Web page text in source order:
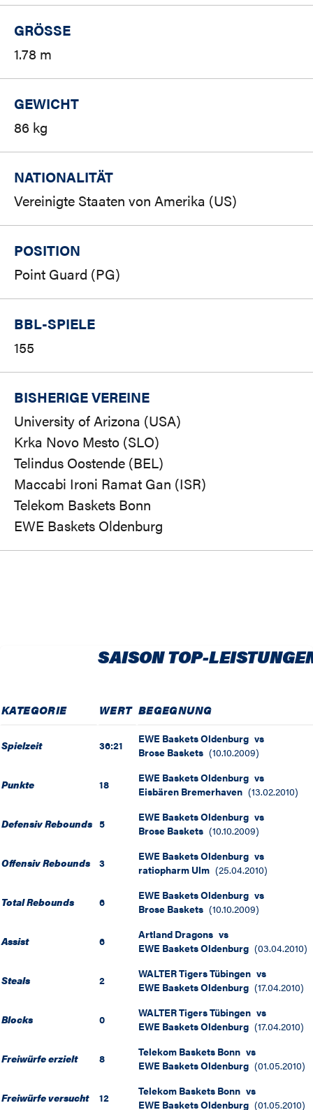
GRÖSSE
1.78 m
GEWICHT
86 kg
NATIONALITÄT
Vereinigte Staaten von Amerika (US)
POSITION
Point Guard (PG)
BBL-SPIELE
155
BISHERIGE VEREINE
University of Arizona (USA)
Krka Novo Mesto (SLO)
Telindus Oostende (BEL)
Maccabi Ironi Ramat Gan (ISR)
Telekom Baskets Bonn
EWE Baskets Oldenburg
SAISON TOP-
KATEGORIE WERT BEGEGNUNG
Spielzeit 36:21 EWE Baskets Oldenburg vs
Brose Baskets (10.10.2009)
Punkte 18 EWE Baskets Oldenburg vs
Eisbären Bremerhaven (13.02.2010)
Defensiv Rebounds 5 EWE Baskets Oldenburg vs
Brose Baskets (10.10.2009)
Offensiv Rebounds 3 EWE Baskets Oldenburg vs
ratiopharm Ulm (25.04.2010)
Total Rebounds 6 EWE Baskets Oldenburg vs
Brose Baskets (10.10.2009)
Assist 6 Artland Dragons vs
EWE Baskets Oldenburg (03.04.2010)
Steals 2 WALTER Tigers Tübingen vs
EWE Baskets Oldenburg (17.04.2010)
Blocks 0 WALTER Tigers Tübingen vs
EWE Baskets Oldenburg (17.04.2010)
Freiwürfe erzielt 8 Telekom Baskets Bonn vs
EWE Baskets Oldenburg (01.05.2010)
Freiwürfe versucht 12 Telekom Baskets Bonn vs
EWE Baskets Oldenburg (01.05.2010)